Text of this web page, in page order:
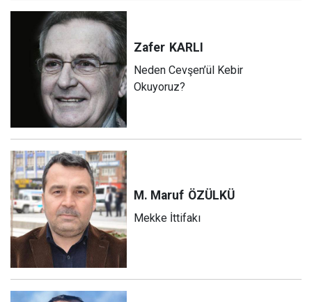
Zafer KARLI
Neden Cevşen’ül Kebir
Okuyoruz?
M. Maruf ÖZÜLKÜ
Mekke İttifakı